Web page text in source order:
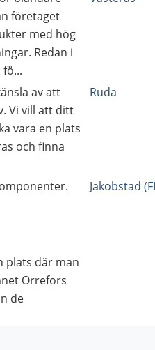
företaget
med hög
Redan i
av att
Vi vill att ditt
vara en plats
och finna
Ruda
Jakobstad
plats där man
Orrefors
de